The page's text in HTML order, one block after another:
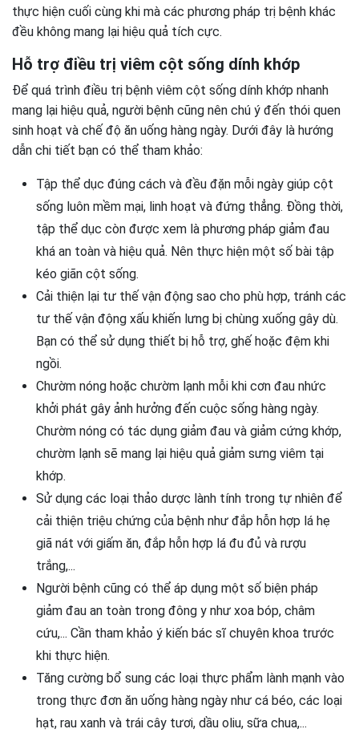
thực hiện cuối cùng khi mà các phương pháp trị bệnh khác
đều không mang lại hiệu quả tích cực.
Hỗ trợ điều trị viêm cột sống dính khớp
Để quá trình điều trị bệnh viêm cột sống dính khớp nhanh
mang lại hiệu quả, người bệnh cũng nên chú ý đến thói quen
sinh hoạt và chế độ ăn uống hàng ngày. Dưới đây là hướng
dẫn chi tiết bạn có thể tham khảo:
Tập thể dục đúng cách và đều đặn mỗi ngày giúp cột
sống luôn mềm mại, linh hoạt và đứng thẳng. Đồng thời,
tập thể dục còn được xem là phương pháp giảm đau
khá an toàn và hiệu quả. Nên thực hiện một số bài tập
kéo giãn cột sống.
Cải thiện lại tư thế vận động sao cho phù hợp, tránh các
tư thế vận động xấu khiến lưng bị chùng xuống gây dù.
Bạn có thể sử dụng thiết bị hỗ trợ, ghế hoặc đệm khi
ngồi.
Chườm nóng hoặc chườm lạnh mỗi khi cơn đau nhức
khởi phát gây ảnh hưởng đến cuộc sống hàng ngày.
Chườm nóng có tác dụng giảm đau và giảm cứng khớp,
chườm lạnh sẽ mang lại hiệu quả giảm sưng viêm tại
khớp.
Sử dụng các loại thảo dược lành tính trong tự nhiên để
cải thiện triệu chứng của bệnh như đắp hỗn hợp lá hẹ
giã nát với giấm ăn, đắp hỗn hợp lá đu đủ và rượu
trắng,...
Người bệnh cũng có thể áp dụng một số biện pháp
giảm đau an toàn trong đông y như xoa bóp, châm
cứu,... Cần tham khảo ý kiến bác sĩ chuyên khoa trước
khi thực hiện.
Tăng cường bổ sung các loại thực phẩm lành mạnh vào
trong thực đơn ăn uống hàng ngày như cá béo, các loại
hạt, rau xanh và trái cây tươi, dầu oliu, sữa chua,...